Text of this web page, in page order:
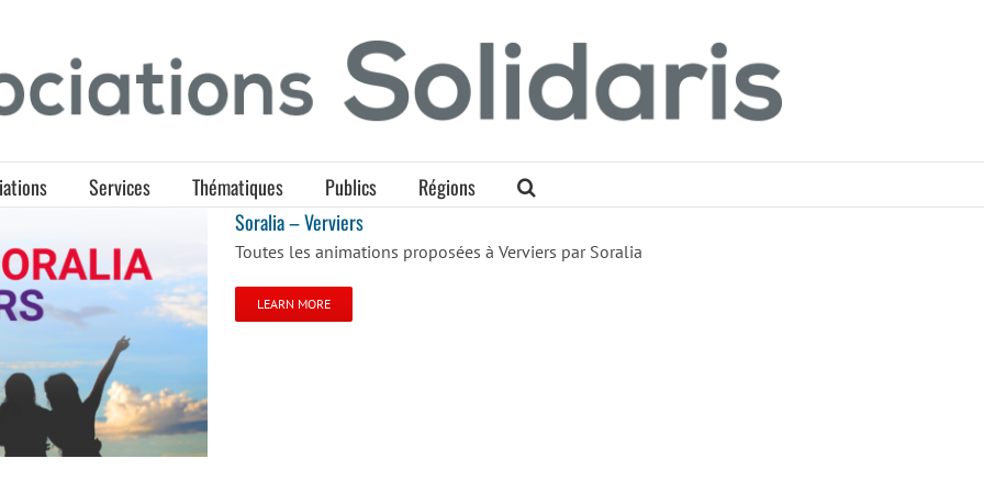
Services Thématiques Publics Régions
Soralia – Verviers
Toutes les animations proposées à Verviers par Soralia
LEARN MORE